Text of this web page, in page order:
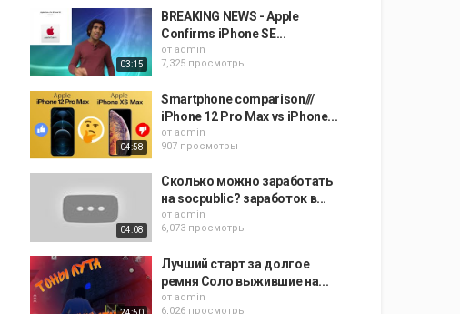
03:15
BREAKING NEWS - Apple
Confirms iPhone SE...
от admin
7,325 просмотры
04:58
Smartphone comparison///
iPhone 12 Pro Max vs iPhone...
от admin
907 просмотры
04:08
Сколько можно заработать
на socpublic? заработок в...
от admin
6,073 просмотры
Лучший старт за долгое
ремня Соло выжившие на...
от admin
6,026 просмотры